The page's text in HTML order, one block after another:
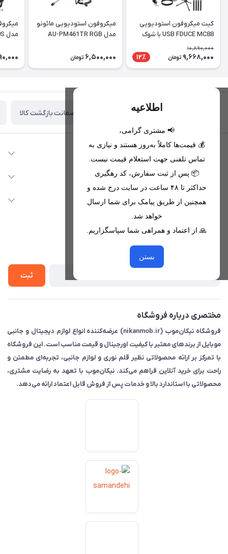
کیت میکروفون استودیویی
USB FDUCE MC88 با شوک
ماونت
10,890,000
9,668,000 تومان 12٪
میکروفون استودیویی مائونو
مدل AU-PM461TR RGB
6,500,000 تومان
مدل DGM20S
اطلاعیه
📢 مشتری گرامی،
💰 قیمت‌ها کاملاً به‌روز هستند و نیازی به
تماس تلفنی جهت استعلام قیمت نیست.
📦 پس از ثبت سفارش، کد رهگیری
حداکثر تا ۴۸ ساعت در سایت درج شده و
همچنین از طریق پیامک برای شما ارسال
خواهد شد.
🙏 از اعتماد و همراهی شما سپاسگزاریم.
بستن
تحویل اکسپرس(با هماهنگی) ضمانت بازگشت کالا
اطلاعات تماس
09221680256 - 09373782289
nikanmobstore@gmail.com
هرمزگان، بندرخمیر، شهرک رودبار
دسترسی سریع
لیست محصولات
خدمات مشتریان
حریم خصوصی
از جدید‌ترین تخفیف‌ها با‌ خبر شوید
ثبت
مختصری درباره فروشگاه
فروشگاه نیکان‌موب (nikanmob.ir) عرضه‌کننده انواع لوازم دیجیتال و جانبی
موبایل از برندهای معتبر با کیفیت اورجینال و قیمت مناسب است. این فروشگاه
با تمرکز بر ارائه محصولاتی نظیر قلم نوری و لوازم جانبی، تجربه‌ای مطمئن و
راحت برای خرید آنلاین فراهم می‌کند. نیکان‌موب با تعهد به رضایت مشتری،
محصولاتی با استاندارد بالا و خدمات پس از فروش قابل اعتماد ارائه می‌دهد.